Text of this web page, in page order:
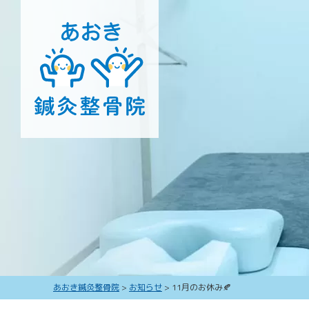
あおき鍼灸整骨院 > お知らせ > 11月のお休み🍂